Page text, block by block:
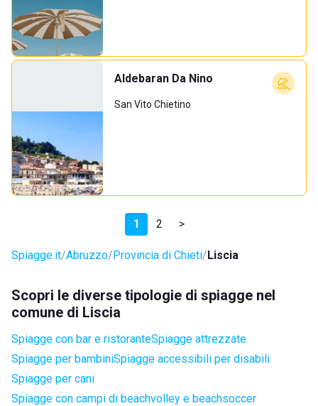
Aldebaran Da Nino
San Vito Chietino
1 2 >
Spiagge.it Abruzzo Provincia di Chieti Liscia
Scopri le diverse tipologie di spiagge nel
comune di Liscia
Spiagge con bar e ristoranteSpiagge attrezzate
Spiagge per bambiniSpiagge accessibili per disabili
Spiagge per cani
Spiagge con campi di beachvolley e beachsoccer